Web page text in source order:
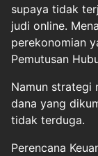
supaya tidak
judi online.
perekonomian
Pemutusan
Namun strategi
dana yang
tidak terduga.
Perencana